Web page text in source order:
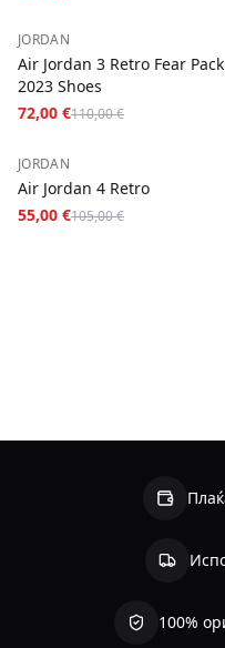
−35%
JORDAN
Air Jordan 3 Retro Fear Pack
2023 Shoes
72,00 €110,00 €
−48%
JORDAN
Air Jordan 4 Retro
55,00 €105,00 €
100%